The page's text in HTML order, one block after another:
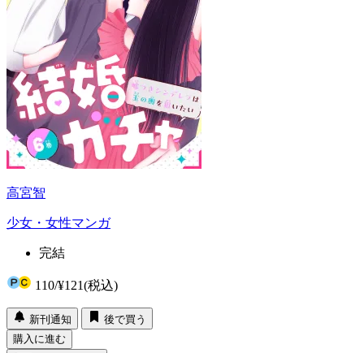
高宮智
少女・女性マンガ
完結
110/¥121(税込)
新刊通知
後で買う
購入に進む